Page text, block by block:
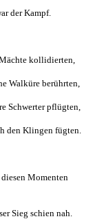
der Kampf.
kollidierten,
Walküre berührten,
Schwerter pflügten,
den Klingen fügten.
Momenten
Sieg schien nah.